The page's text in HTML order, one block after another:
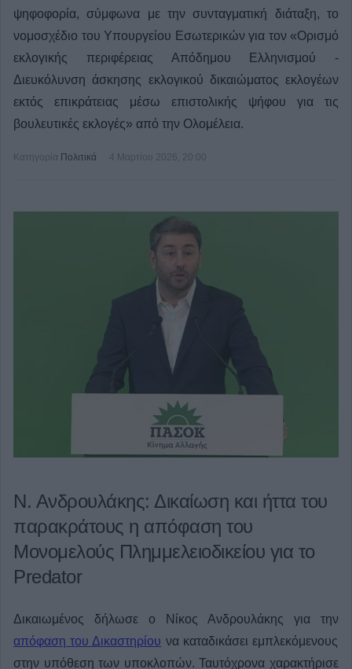
ψηφοφορία, σύμφωνα με την συνταγματική διάταξη, το
νομοσχέδιο του Υπουργείου Εσωτερικών για τον «Ορισμό
εκλογικής περιφέρειας Απόδημου Ελληνισμού -
Διευκόλυνση άσκησης εκλογικού δικαιώματος εκλογέων
εκτός επικράτειας μέσω επιστολικής ψήφου για τις
βουλευτικές εκλογές» από την Ολομέλεια.
Κατηγορία Πολιτικά 4 Μαρτίου 2026, 20:00
Ν. Ανδρουλάκης: Δικαίωση και ήττα του
παρακράτους η απόφαση του
Μονομελούς Πλημμελειοδικείου για το
Predator
Δικαιωμένος δήλωσε ο Νίκος Ανδρουλάκης για την
απόφαση του Δικαστηρίου να καταδικάσει εμπλεκόμενους
στην υπόθεση των υποκλοπών. Ταυτόχρονα χαρακτήρισε